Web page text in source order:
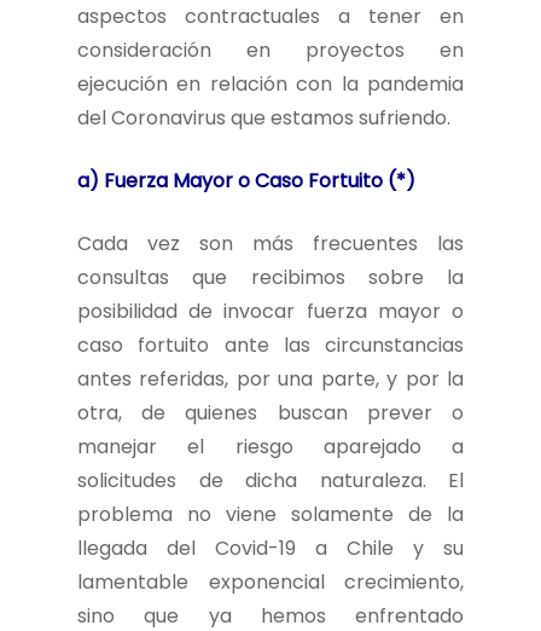
aspectos contractuales a tener en
consideración en proyectos en
ejecución en relación con la pandemia
del Coronavirus que estamos sufriendo.
a) Fuerza Mayor o Caso Fortuito (*)
Cada vez son más frecuentes las
consultas que recibimos sobre la
posibilidad de invocar fuerza mayor o
caso fortuito ante las circunstancias
antes referidas, por una parte, y por la
otra, de quienes buscan prever o
manejar el riesgo aparejado a
solicitudes de dicha naturaleza. El
problema no viene solamente de la
llegada del Covid-19 a Chile y su
lamentable exponencial crecimiento,
sino que ya hemos enfrentado